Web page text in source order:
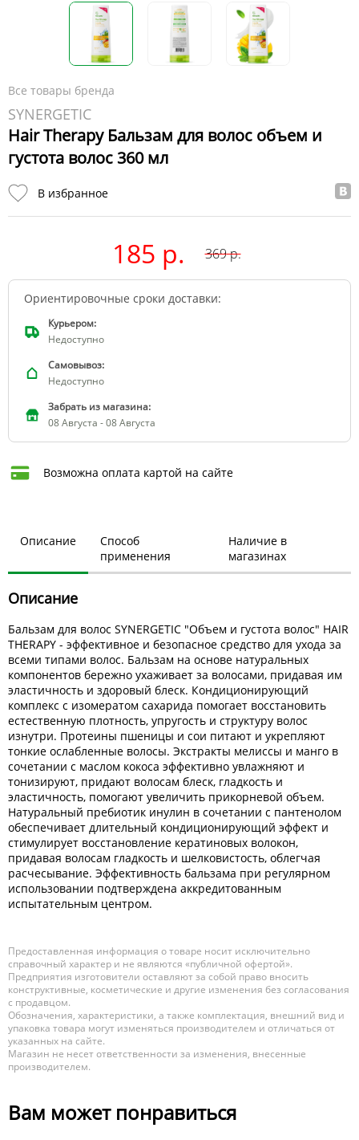
Все товары бренда
SYNERGETIC
Hair Therapy Бальзам для волос объем и
густота волос 360 мл
В избранное
185 р. 369р.
Ориентировочные сроки доставки:
Курьером:
Недоступно
Самовывоз:
Недоступно
Забрать из магазина:
08 Августа - 08 Августа
Возможна оплата картой на сайте
Описание
Способ
применения
Наличие в
магазинах
Описание
Бальзам для волос SYNERGETIC "Объем и густота волос" HAIR
THERAPY - эффективное и безопасное средство для ухода за
всеми типами волос. Бальзам на основе натуральных
компонентов бережно ухаживает за волосами, придавая им
эластичность и здоровый блеск. Кондиционирующий
комплекс с изомератом сахарида помогает восстановить
естественную плотность, упругость и структуру волос
изнутри. Протеины пшеницы и сои питают и укрепляют
тонкие ослабленные волосы. Экстракты мелиссы и манго в
сочетании с маслом кокоса эффективно увлажняют и
тонизируют, придают волосам блеск, гладкость и
эластичность, помогают увеличить прикорневой объем.
Натуральный пребиотик инулин в сочетании с пантенолом
обеспечивает длительный кондиционирующий эффект и
стимулирует восстановление кератиновых волокон,
придавая волосам гладкость и шелковистость, облегчая
расчесывание. Эффективность бальзама при регулярном
использовании подтверждена аккредитованным
испытательным центром.
Предоставленная информация о товаре носит исключительно
справочный характер и не являются «публичной офертой».
Предприятия изготовители оставляют за собой право вносить
конструктивные, косметические и другие изменения без согласования
с продавцом.
Обозначения, характеристики, а также комплектация, внешний вид и
упаковка товара могут изменяться производителем и отличаться от
указанных на сайте.
Магазин не несет ответственности за изменения, внесенные
производителем.
Вам может понравиться